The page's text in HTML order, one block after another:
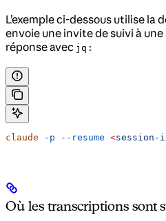
L’exemple ci-dessous utilise la
envoie une invite de suivi à
réponse avec jq :
claude -p --resume <session-i
Où les transcriptions sont